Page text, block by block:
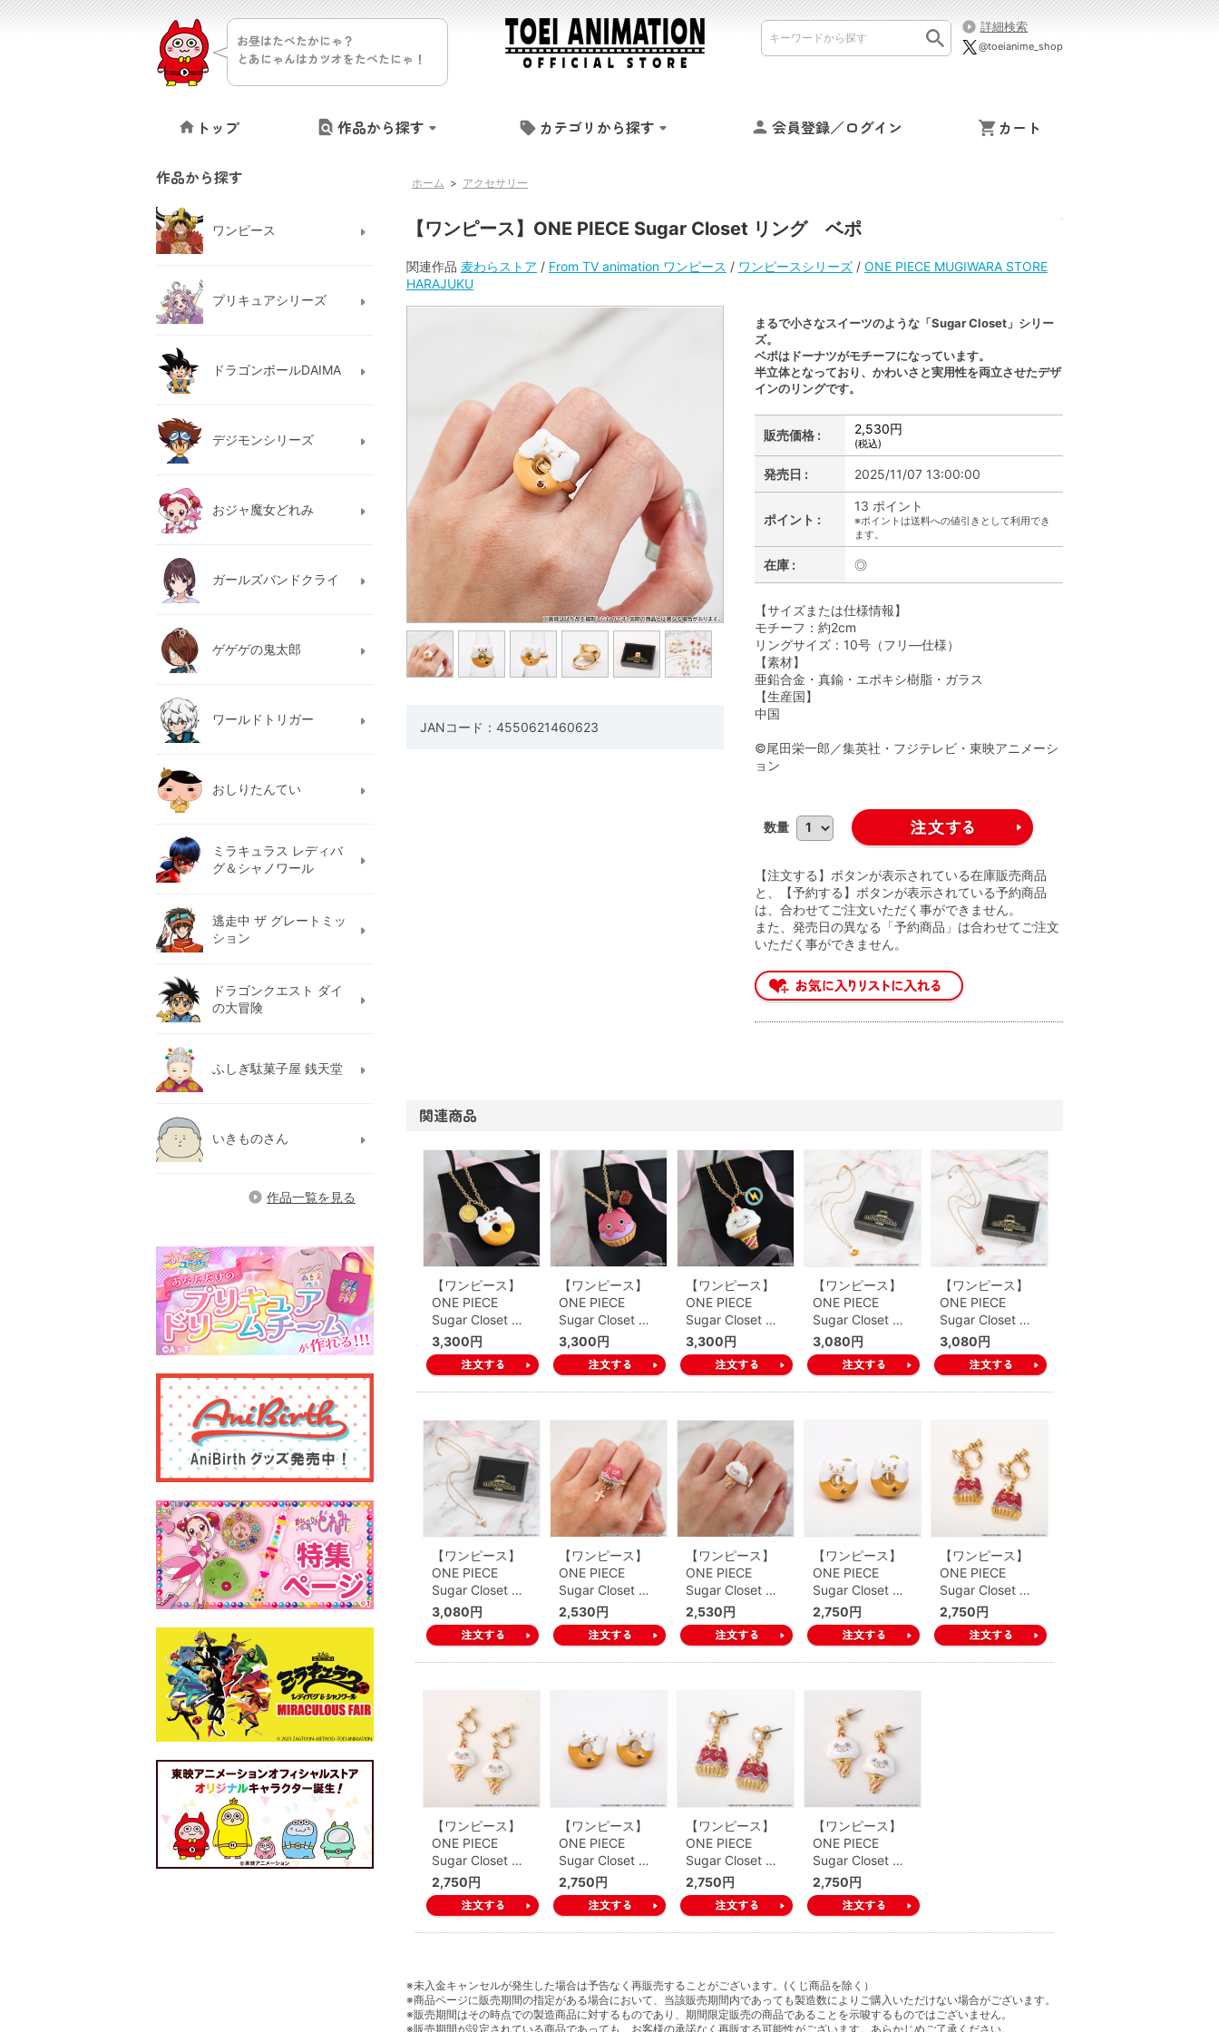
お昼はたべたかにゃ？
とあにゃんはカツオをたべたにゃ！
詳細検索
@toeianime_shop
トップ 作品から探す カテゴリから探す 会員登録／ログイン カート
ホーム > アクセサリー
【ワンピース】ONE PIECE Sugar Closet リング ベポ
関連作品 麦わらストア / From TV animation ワンピース / ワンピースシリーズ / ONE PIECE MUGIWARA STORE
HARAJUKU
JANコード：4550621460623
まるで小さなスイーツのような「Sugar Closet」シリー
ズ。
ベポはドーナツがモチーフになっています。
半立体となっており、かわいさと実用性を両立させたデザ
インのリングです。
販売価格 : 2,530円
(税込)
発売日 : 2025/11/07 13:00:00
ポイント :
13 ポイント
※ポイントは送料への値引きとして利用でき
ます。
在庫 : ◎
【サイズまたは仕様情報】
モチーフ：約2cm
リングサイズ：10号（フリ―仕様）
【素材】
亜鉛合金・真鍮・エポキシ樹脂・ガラス
【生産国】
中国
©尾田栄一郎／集英社・フジテレビ・東映アニメーシ
ョン
数量
【注文する】ボタンが表示されている在庫販売商品
と、【予約する】ボタンが表示されている予約商品
は、合わせてご注文いただく事ができません。
また、発売日の異なる「予約商品」は合わせてご注文
いただく事ができません。
関連商品
【ワンピース】
ONE PIECE
Sugar Closet …
3,300円
【ワンピース】
ONE PIECE
Sugar Closet …
3,300円
【ワンピース】
ONE PIECE
Sugar Closet …
3,300円
【ワンピース】
ONE PIECE
Sugar Closet …
3,080円
【ワンピース】
ONE PIECE
Sugar Closet …
3,080円
【ワンピース】
ONE PIECE
Sugar Closet …
3,080円
【ワンピース】
ONE PIECE
Sugar Closet …
2,530円
【ワンピース】
ONE PIECE
Sugar Closet …
2,530円
【ワンピース】
ONE PIECE
Sugar Closet …
2,750円
【ワンピース】
ONE PIECE
Sugar Closet …
2,750円
【ワンピース】
ONE PIECE
Sugar Closet …
2,750円
【ワンピース】
ONE PIECE
Sugar Closet …
2,750円
【ワンピース】
ONE PIECE
Sugar Closet …
2,750円
【ワンピース】
ONE PIECE
Sugar Closet …
2,750円
※未入金キャンセルが発生した場合は予告なく再販売することがございます。(くじ商品を除く）
※商品ページに販売期間の指定がある場合において、当該販売期間内であっても製造数によりご購入いただけない場合がございます。
※販売期間はその時点での製造商品に対するものであり、期間限定販売の商品であることを示唆するものではございません。
※販売期間が設定されている商品であっても、お客様の承諾なく再販する可能性がございます。あらかじめご了承ください。
作品から探す
ワンピース
プリキュアシリーズ
ドラゴンボールDAIMA
デジモンシリーズ
おジャ魔女どれみ
ガールズバンドクライ
ゲゲゲの鬼太郎
ワールドトリガー
おしりたんてい
ミラキュラス レディバ
グ＆シャノワール
逃走中 ザ グレートミッ
ション
ドラゴンクエスト ダイ
の大冒険
ふしぎ駄菓子屋 銭天堂
いきものさん
作品一覧を見る